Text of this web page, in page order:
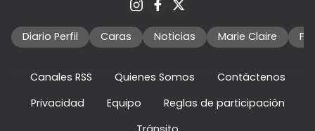
Diario Perfil Caras Noticias Marie Claire
Canales RSS Quienes Somos
Contáctenos
Privacidad
Equipo
Reglas de participación